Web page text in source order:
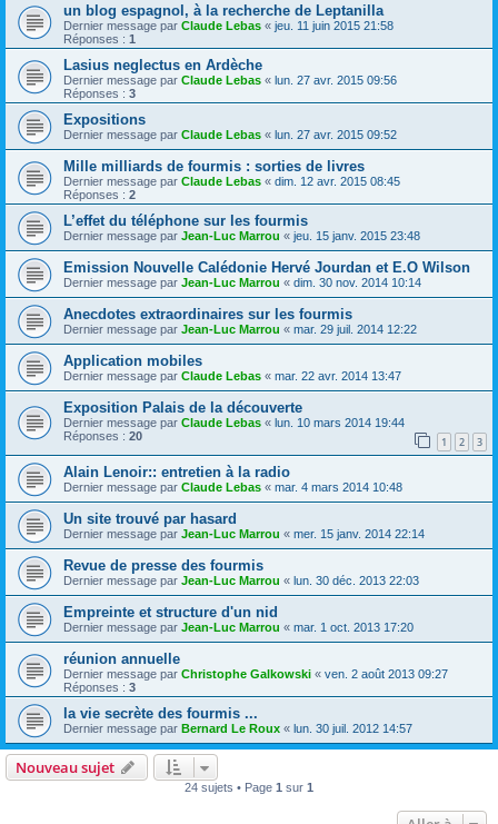
un blog espagnol, à la recherche de Leptanilla
Dernier message par Claude Lebas « jeu. 11 juin 2015 21:58
Réponses : 1
Lasius neglectus en Ardèche
Dernier message par Claude Lebas « lun. 27 avr. 2015 09:56
Réponses : 3
Expositions
Dernier message par Claude Lebas « lun. 27 avr. 2015 09:52
Mille milliards de fourmis : sorties de livres
Dernier message par Claude Lebas « dim. 12 avr. 2015 08:45
Réponses : 2
L’effet du téléphone sur les fourmis
Dernier message par Jean-Luc Marrou « jeu. 15 janv. 2015 23:48
Emission Nouvelle Calédonie Hervé Jourdan et E.O Wilson
Dernier message par Jean-Luc Marrou « dim. 30 nov. 2014 10:14
Anecdotes extraordinaires sur les fourmis
Dernier message par Jean-Luc Marrou « mar. 29 juil. 2014 12:22
Application mobiles
Dernier message par Claude Lebas « mar. 22 avr. 2014 13:47
Exposition Palais de la découverte
Dernier message par Claude Lebas « lun. 10 mars 2014 19:44
Réponses : 20 1 2 3
Alain Lenoir:: entretien à la radio
Dernier message par Claude Lebas « mar. 4 mars 2014 10:48
Un site trouvé par hasard
Dernier message par Jean-Luc Marrou « mer. 15 janv. 2014 22:14
Revue de presse des fourmis
Dernier message par Jean-Luc Marrou « lun. 30 déc. 2013 22:03
Empreinte et structure d'un nid
Dernier message par Jean-Luc Marrou « mar. 1 oct. 2013 17:20
réunion annuelle
Dernier message par Christophe Galkowski « ven. 2 août 2013 09:27
Réponses : 3
la vie secrète des fourmis ...
Dernier message par Bernard Le Roux « lun. 30 juil. 2012 14:57
Nouveau sujet
24 sujets • Page 1 sur 1